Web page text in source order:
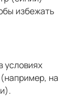
избежать
условиях
на